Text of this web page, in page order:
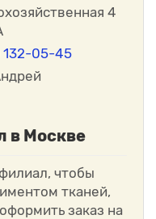
4
132-05-45
в Москве
чтобы
тканей,
заказ на